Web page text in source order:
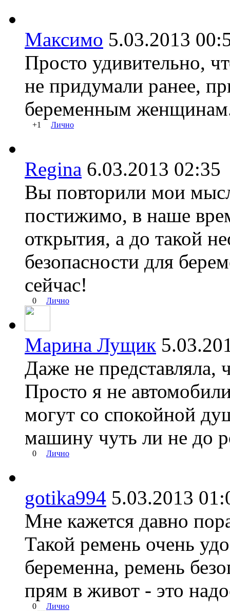
Максимо 5.03.2013
Просто удивительно,
не придумали ранее,
беременным
+1 Лично
Regina 6.03.2013
Вы повторили мои
постижимо, в наше
открытия, а до такой
безопасности для
сейчас!
0 Лично
Марина Лущик
Даже не представляла,
Просто я не
могут со спокойной
машину чуть ли не до
0 Лично
gotika994 5.03.2013
Мне кажется давно
Такой ремень очень
беременна, ремень
прям в живот - это
0 Лично